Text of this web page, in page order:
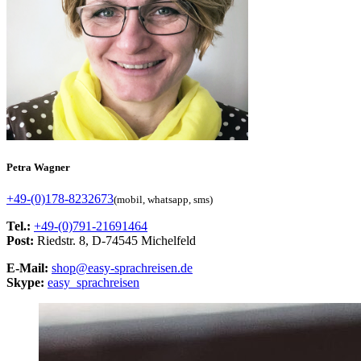
Petra Wagner
+49-(0)178-8232673(mobil, whatsapp, sms)
Tel.: +49-(0)791-21691464
Post: Riedstr. 8, D-74545 Michelfeld
E-Mail: shop@easy-sprachreisen.de
Skype: easy_sprachreisen